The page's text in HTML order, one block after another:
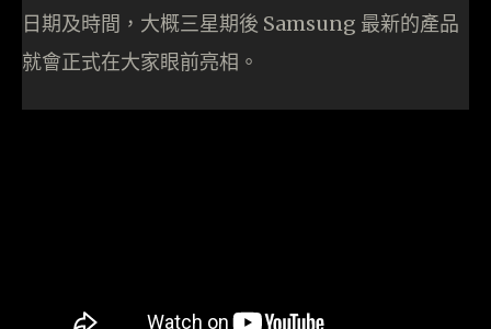
日期及時間，大概三星期後 Samsung 最新的產品
就會正式在大家眼前亮相。